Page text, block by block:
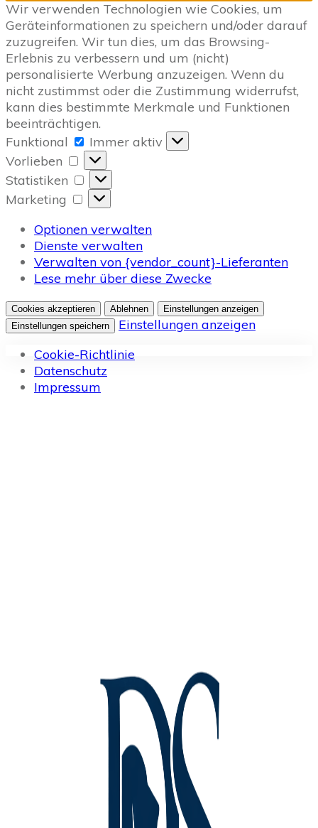
Wir verwenden Technologien wie Cookies, um
Geräteinformationen zu speichern und/oder darauf
zuzugreifen. Wir tun dies, um das Browsing-
Erlebnis zu verbessern und um (nicht)
personalisierte Werbung anzuzeigen. Wenn du
nicht zustimmst oder die Zustimmung widerrufst,
kann dies bestimmte Merkmale und Funktionen
beeinträchtigen.
Funktional
Funktional
Immer aktiv
Vorlieben
Vorlieben
Statistiken
Statistiken
Marketing
Marketing
Optionen verwalten
Dienste verwalten
Verwalten von {vendor_count}-Lieferanten
Lese mehr über diese Zwecke
Cookies akzeptieren Ablehnen
Einstellungen anzeigen
Einstellungen speichern
Einstellungen anzeigen
Cookie-Richtlinie
Datenschutz
Impressum